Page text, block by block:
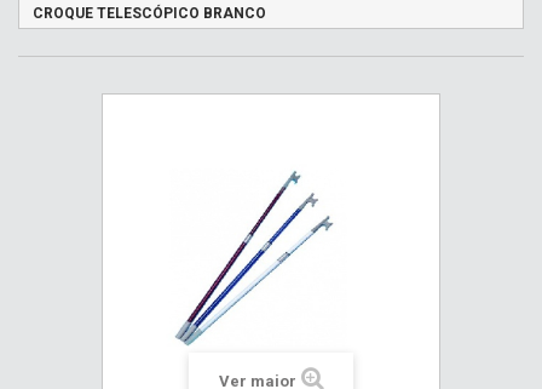
CROQUE TELESCÓPICO BRANCO
Ver maior